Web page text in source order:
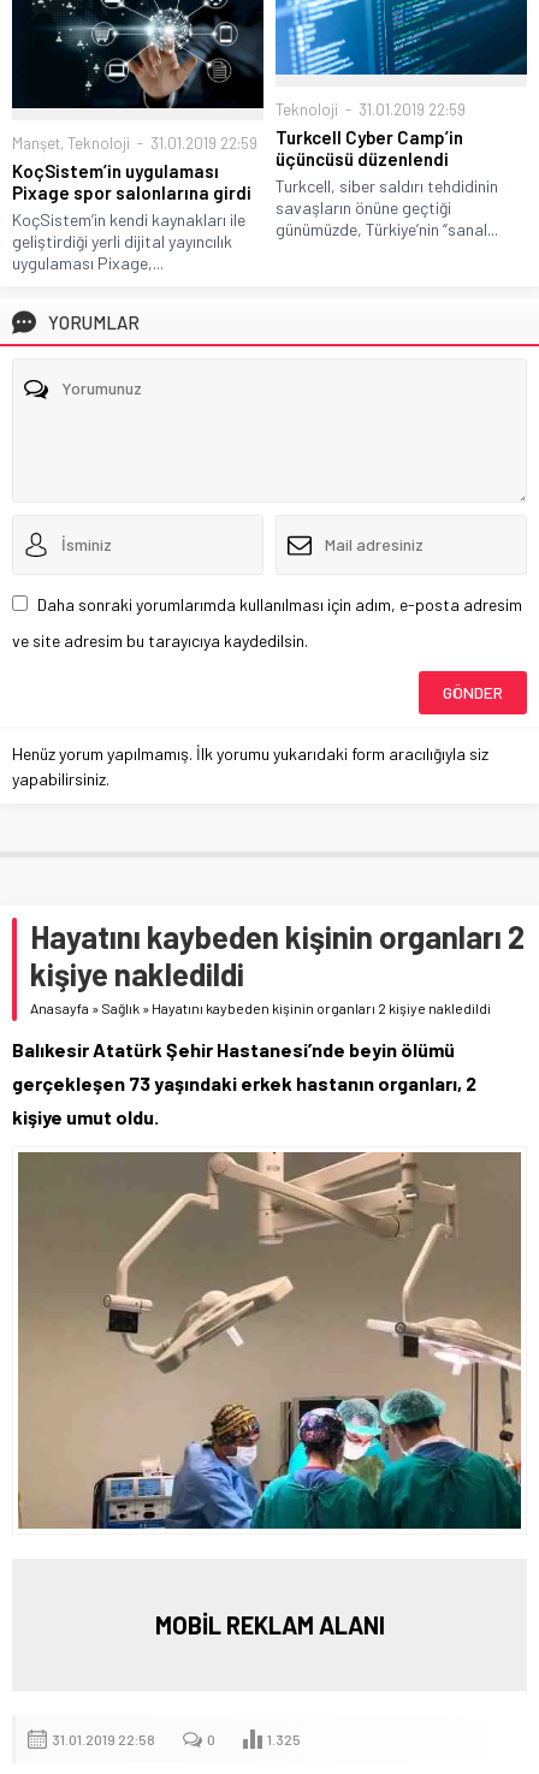
Manşet, Teknoloji 31.01.2019 22:59
KoçSistem’in uygulaması
Pixage spor salonlarına girdi
KoçSistem’in kendi kaynakları ile
geliştirdiği yerli dijital yayıncılık
uygulaması Pixage,...
Teknoloji 31.01.2019 22:59
Turkcell Cyber Camp’in
üçüncüsü düzenlendi
Turkcell, siber saldırı tehdidinin
savaşların önüne geçtiği
günümüzde, Türkiye’nin “sanal...
YORUMLAR
Daha sonraki yorumlarımda kullanılması için adım, e-posta adresim
ve site adresim bu tarayıcıya kaydedilsin.
Henüz yorum yapılmamış. İlk yorumu yukarıdaki form aracılığıyla siz
yapabilirsiniz.
Hayatını kaybeden kişinin organları 2
kişiye nakledildi
Anasayfa » Sağlık » Hayatını kaybeden kişinin organları 2 kişiye nakledildi
Balıkesir Atatürk Şehir Hastanesi’nde beyin ölümü
gerçekleşen 73 yaşındaki erkek hastanın organları, 2
kişiye umut oldu.
MOBİL REKLAM ALANI
31.01.2019 22:58 0 1.325